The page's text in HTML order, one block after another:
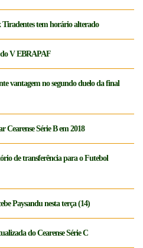
Tiradentes tem horário alterado
do V EBRAPAF
vantagem no segundo duelo da final
Cearense Série B em 2018
de transferência para o Futebol
Paysandu nesta terça (14)
do Cearense Série C